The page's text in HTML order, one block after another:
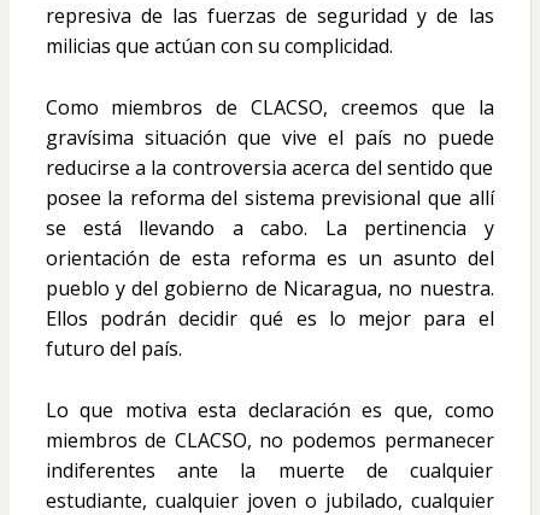
represiva de las fuerzas de seguridad y de las
milicias que actúan con su complicidad.
Como miembros de CLACSO, creemos que la
gravísima situación que vive el país no puede
reducirse a la controversia acerca del sentido que
posee la reforma del sistema previsional que allí
se está llevando a cabo. La pertinencia y
orientación de esta reforma es un asunto del
pueblo y del gobierno de Nicaragua, no nuestra.
Ellos podrán decidir qué es lo mejor para el
futuro del país.
Lo que motiva esta declaración es que, como
miembros de CLACSO, no podemos permanecer
indiferentes ante la muerte de cualquier
estudiante, cualquier joven o jubilado, cualquier